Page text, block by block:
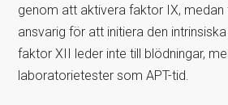
genom att aktivera faktor IX,
ansvarig för att initiera den
faktor XII leder inte till blödningar,
laboratorietester som APT-tid.